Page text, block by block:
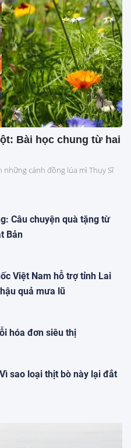
Bài học chung từ hai
những cánh đồng lúa mì Thụy Sĩ
Câu chuyện quà tặng từ
Bản
Việt Nam hỗ trợ tỉnh Lai
quả mưa lũ
hóa đơn siêu thị
sao loại thịt bò này lại đắt